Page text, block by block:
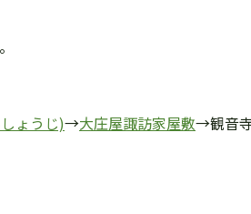
ょうじ)→大庄屋諏訪家屋敷→観音